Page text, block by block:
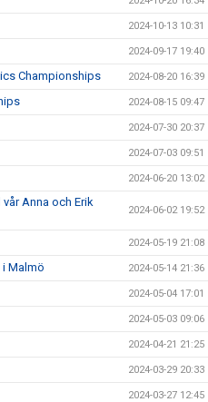
2024-10-13 10:31
2024-09-17 19:40
Championships 2024-08-20 16:39
2024-08-15 09:47
2024-07-30 20:37
2024-07-03 09:51
2024-06-20 13:02
Anna och Erik
2024-06-02 19:52
2024-05-19 21:08
Malmö 2024-05-14 21:36
2024-05-04 17:01
2024-05-03 09:06
2024-04-21 21:25
2024-03-29 20:33
2024-03-27 12:45